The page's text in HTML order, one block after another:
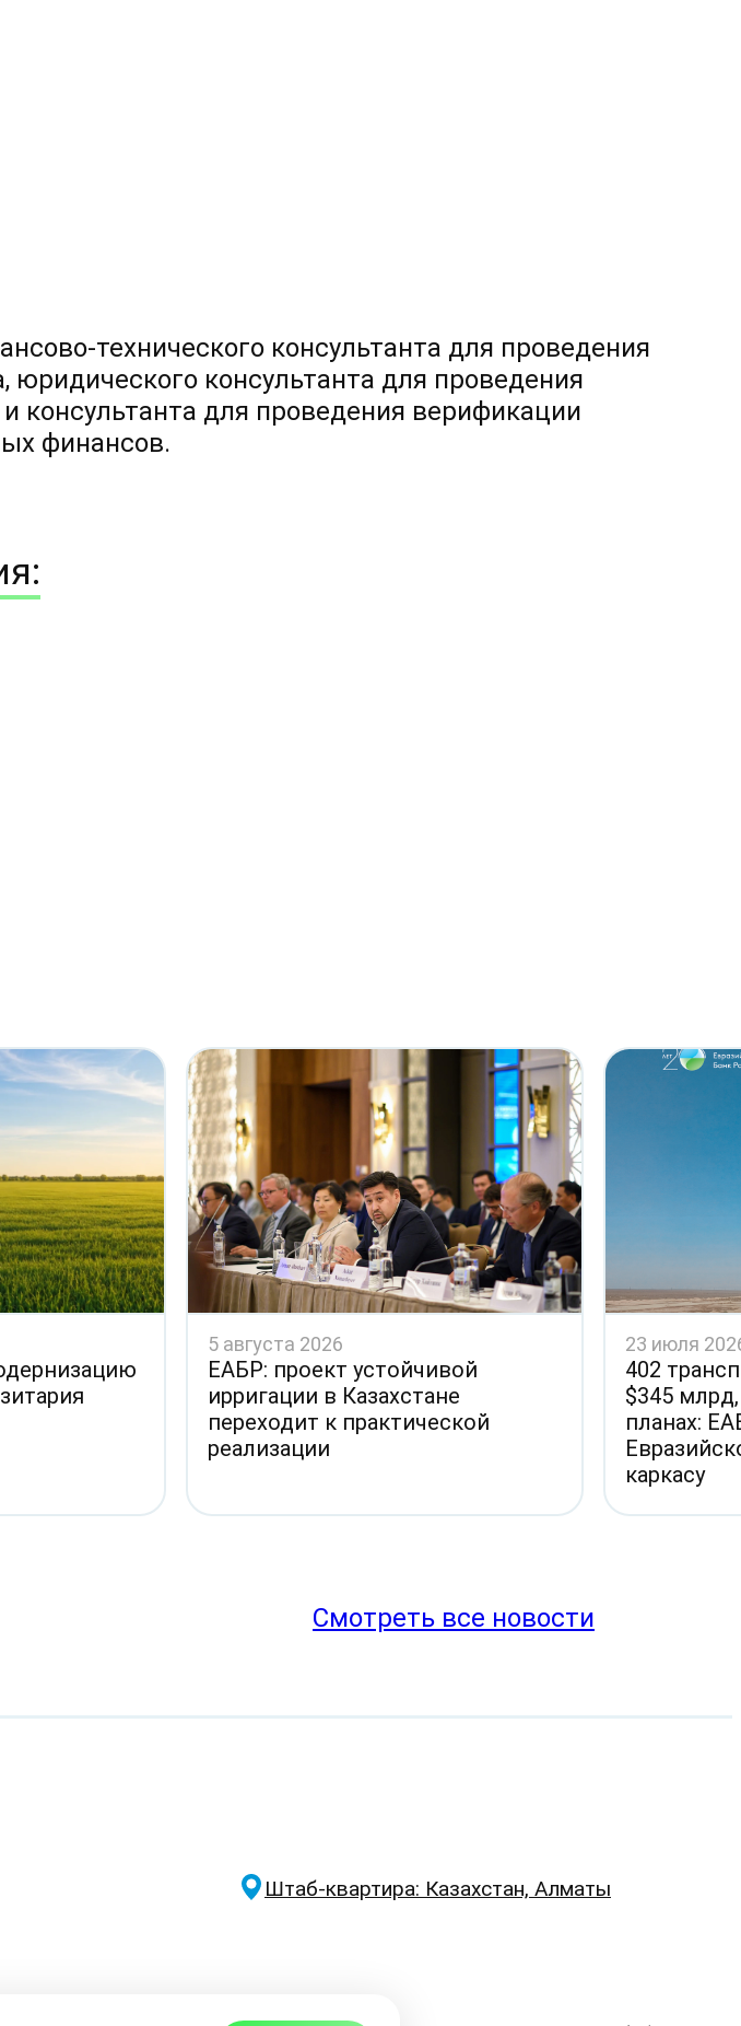
технического консультанта для проведения
юридического консультанта для проведения
для проведения верификации
финансов.
5 августа 2026
ЕАБР: проект устойчивой
ирригации в Казахстане
переходит к практической
реализации
23 июля
402
$345
планах:
каркасу
Смотреть все новости
Штаб-квартира: Казахстан, Алматы